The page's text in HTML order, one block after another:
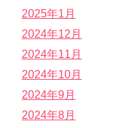
2025年1月
2024年12月
2024年11月
2024年10月
2024年9月
2024年8月